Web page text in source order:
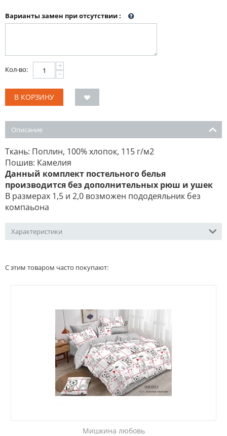
Варианты замен при отсутствии:
Кол-во: +
−
В КОРЗИНУ
Описание
Ткань: Поплин, 100% хлопок, 115 г/м2
Пошив: Камелия
Данный комплект постельного белья
производится без дополнительных рюш и ушек
В размерах 1,5 и 2,0 возможен пододеяльник без
компаьона
Характеристики
С этим товаром часто покупают:
Мишкина любовь